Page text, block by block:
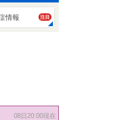
情報 注目
08日20:00現在